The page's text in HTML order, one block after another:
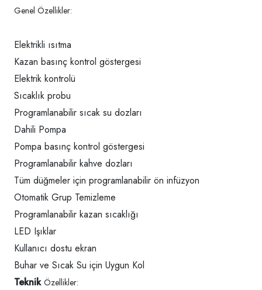
Genel Özellikler:
Elektrikli ısıtma
Kazan basınç kontrol göstergesi
Elektrik kontrolü
Sıcaklık probu
Programlanabilir sıcak su dozları
Dahili Pompa
Pompa basınç kontrol göstergesi
Programlanabilir kahve dozları
Tüm düğmeler için programlanabilir ön infüzyon
Otomatik Grup Temizleme
Programlanabilir kazan sıcaklığı
LED Işıklar
Kullanıcı dostu ekran
Buhar ve Sıcak Su için Uygun Kol
Teknik Özellikler: